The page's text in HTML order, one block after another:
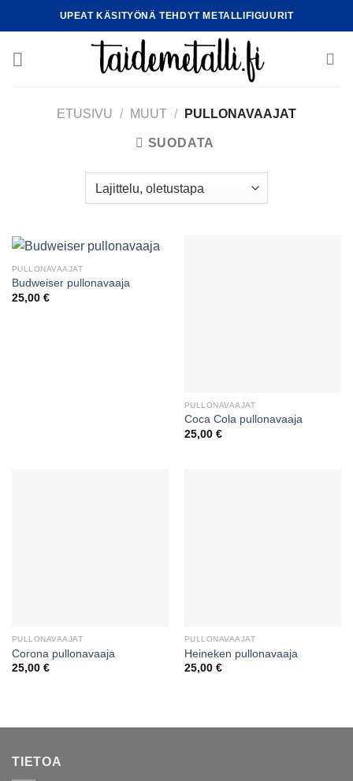
to
UPEAT KÄSITYÖNÄ TEHDYT METALLIFIGUURIT
ETUSIVU / MUUT / PULLONAVAAJAT
SUODATA
PULLONAVAAJAT
Budweiser pullonavaaja
25,00 €
PULLONAVAAJAT
Coca Cola pullonavaaja
25,00 €
PULLONAVAAJAT
Corona pullonavaaja
25,00 €
PULLONAVAAJAT
Heineken pullonavaaja
25,00 €
TIETOA